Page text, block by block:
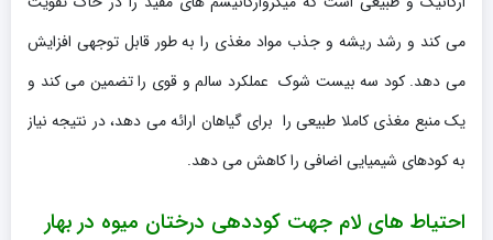
می کند و رشد ریشه و جذب مواد مغذی را به طور قابل توجهی افزایش
می دهد. کود سه بیست شوک عملکرد سالم و قوی را تضمین می کند و
یک منبع مغذی کاملا طبیعی را برای گیاهان ارائه می دهد، در نتیجه نیاز
به کودهای شیمیایی اضافی را کاهش می دهد.
احتیاط های لام جهت کوددهی درختان میوه در بهار